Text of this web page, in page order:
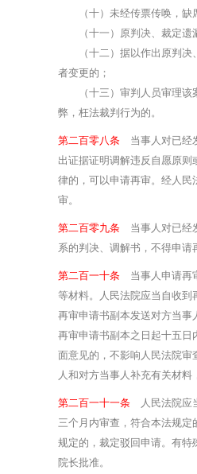
（十）未经传票传唤，缺
（十一）原判决、裁定遗
（十二）据以作出原判决
者变更的；
（十三）审判人员审理该
弊，枉法裁判行为的。
第二百零八条 当事人对已经
出证据证明调解违反自愿原
律的，可以申请再审。经人民
审。
第二百零九条 当事人对已经
系的判决、调解书，不得申请
第二百一十条 当事人申请再
等材料。人民法院应当自收到
再审申请书副本发送对方当事
再审申请书副本之日起十五日
面意见的，不影响人民法院审
人和对方当事人补充有关材料
第二百一十一条
人民法院应
三个月内审查，符合本法规
规定的，裁定驳回申请。有特
院长批准。